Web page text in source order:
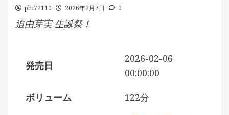
phi72110 2026年2月7日 0
迫由芽実 生誕祭！
発売日
2026-02-06
00:00:00
ボリューム
122分